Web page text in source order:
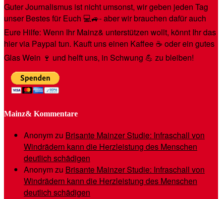
Guter Journalismus ist nicht umsonst, wir geben jeden Tag
unser Bestes für Euch 💻🚙- aber wir brauchen dafür auch
Eure Hilfe: Wenn Ihr Mainz& unterstützen wollt, könnt Ihr das
hier via Paypal tun. Kauft uns einen Kaffee ☕️ oder ein gutes
Glas Wein 🍷 und helft uns, in Schwung 💪 zu bleiben!
Mainz& Kommentare
Anonymzu Brisante Mainzer Studie: Infraschall von
Windrädern kann die Herzleistung des Menschen
deutlich schädigen
Anonymzu Brisante Mainzer Studie: Infraschall von
Windrädern kann die Herzleistung des Menschen
deutlich schädigen